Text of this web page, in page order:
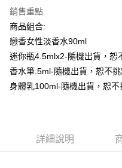
付款後7-11取貨
每筆NT$80，滿NT$1,000(含
宅配(全站)
每筆NT$80，滿NT$1,000(含
銷售重點
商品組合:
戀香女性淡香水90ml
迷你瓶4.5mlx2-隨機出貨，恕
香水筆.5ml-隨機出貨，恕不
身體乳100ml-隨機出貨，恕不
詳細說明